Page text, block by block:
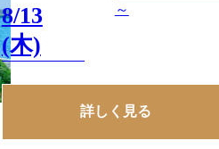
8/13
(木)
～
詳しく見る